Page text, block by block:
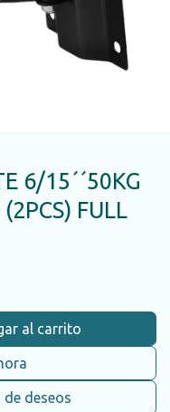
6/15´´50KG
FULL
al carrito
deseos